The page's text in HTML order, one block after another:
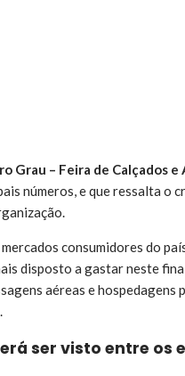
Grau – Feira de Calçados e
números, e que ressalta
consumidores do
disposto a gastar neste
aéreas e
ser visto entre os